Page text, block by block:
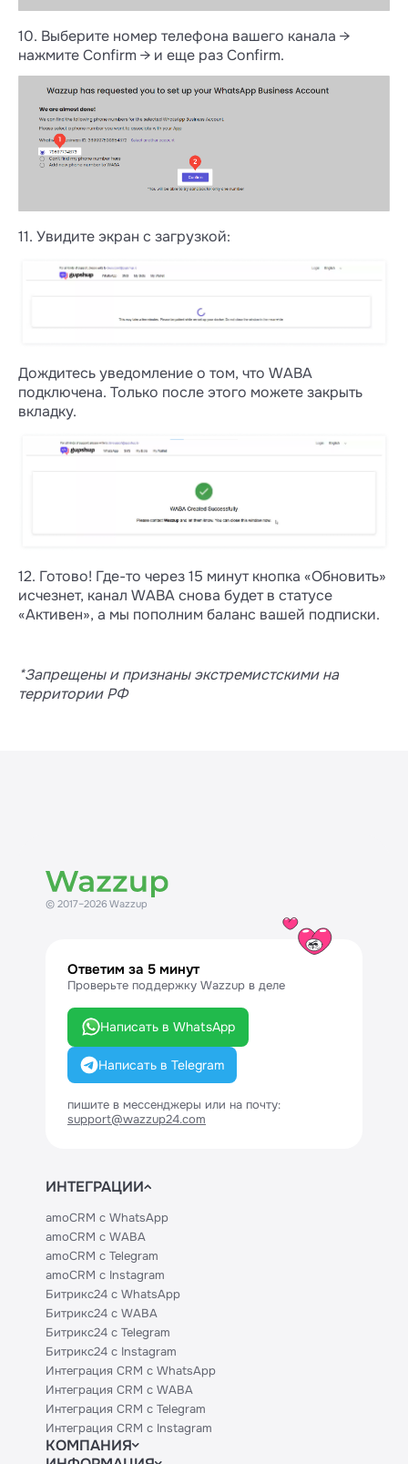
10. Выберите номер телефона вашего канала →
нажмите Confirm → и еще раз Confirm.
11. Увидите экран с загрузкой:
Дождитесь уведомление о том, что WABA
подключена. Только после этого можете закрыть
вкладку.
12. Готово! Где-то через 15 минут кнопка «Обновить»
исчезнет, канал WABA снова будет в статусе
«Активен», а мы пополним баланс вашей подписки.
*Запрещены и признаны экстремистскими на
территории РФ
© 2017–2026 Wazzup
Ответим за 5 минут
Проверьте поддержку Wazzup в деле
Написать в WhatsApp
Написать в Telegram
пишите в мессенджеры или на почту:
support@wazzup24.com
ИНТЕГРАЦИИ
amoCRM с WhatsApp
amoCRM с WABA
amoCRM с Telegram
amoCRM с Instagram
Битрикс24 с WhatsApp
Битрикс24 с WABA
Битрикс24 с Telegram
Битрикс24 с Instagram
Интеграция CRM с WhatsApp
Интеграция CRM с WABA
Интеграция CRM с Telegram
Интеграция CRM с Instagram
КОМПАНИЯ